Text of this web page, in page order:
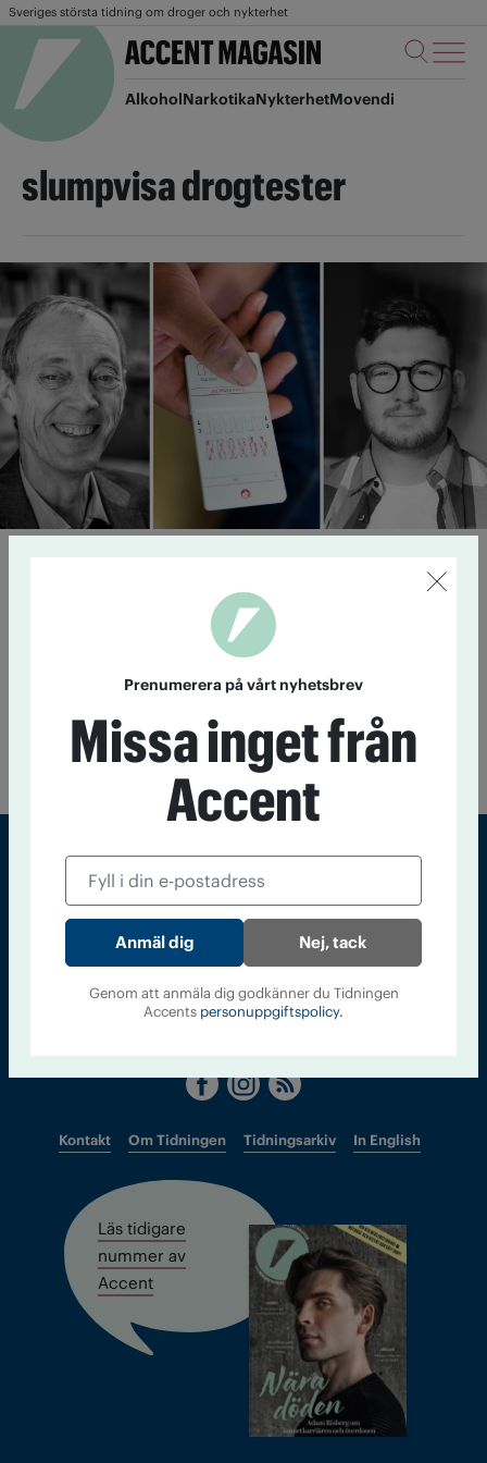
Sveriges största tidning om droger och nykterhet
AlkoholNarkotikaNykterhetMovendi
slumpvisa drogtester
Drogtester ska vara frivilliga
Slumpvisa drogtester på skolor blir allt
vanligare. Men åsikterna om lämpligheten går isär.
Drogtest på schemat
27 april 2022Slumpvisa drogtester blir allt vanligare. Accent
besökte en gymnasieskola i Borlänge.
Tidningen Accent, A4, Bondegatan 21, 116 33 Stockholm
Chefredaktör och ansvarig utgivare: Barbro Janson Lundkvist,
Kontakt Om Tidningen Tidningsarkiv In English
Läs tidigare
nummer av
Accent
Prenumerera på vårt nyhetsbrev
Missa inget från
Accent
Nej, tack
Genom att anmäla dig godkänner du Tidningen
Accents personuppgiftspolicy.